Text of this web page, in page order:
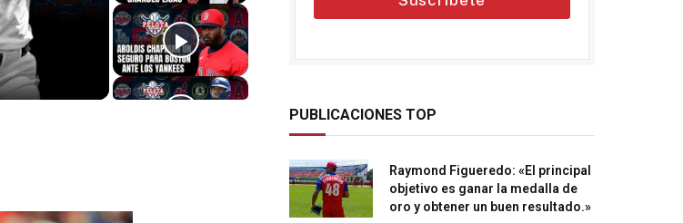
PUBLICACIONES TOP
Raymond Figueredo: «El principal
objetivo es ganar la medalla de
oro y obtener un buen resultado.»